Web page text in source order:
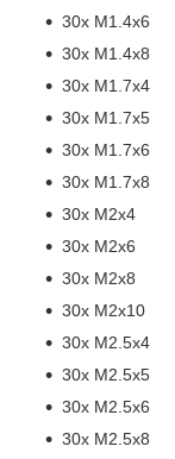
30х М1.4х6
30х М1.4х8
30х М1.7х4
30х М1.7х5
30х М1.7х6
30х М1.7х8
30х М2х4
30х М2х6
30х М2х8
30х М2х10
30х М2.5х4
30х М2.5х5
30х М2.5х6
30х М2.5х8